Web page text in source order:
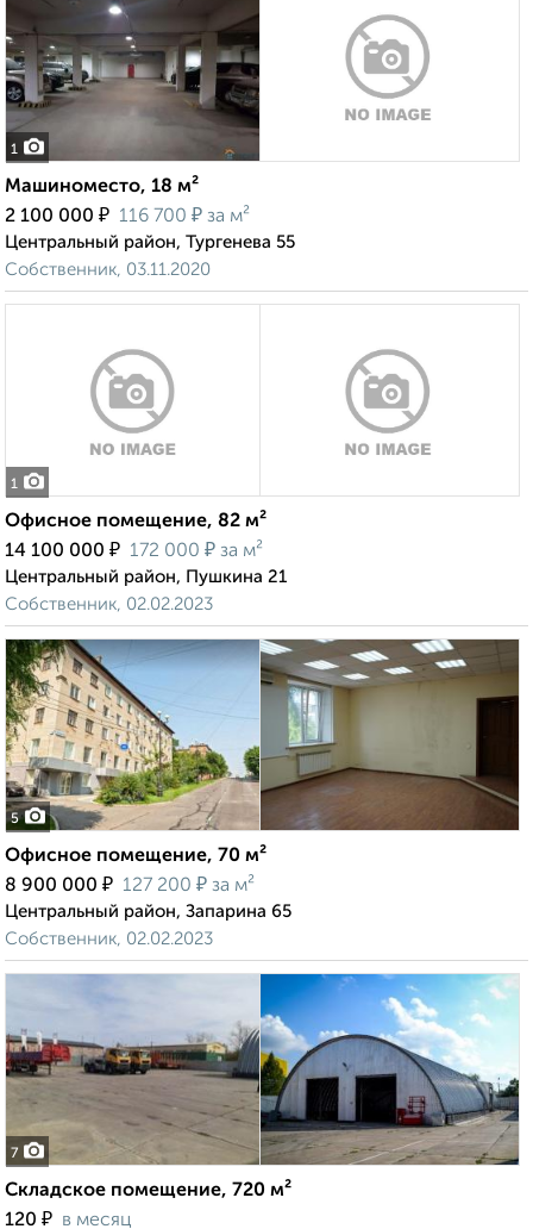
1
Машиноместо, 18 м²
2 100 000 ₽ 116 700 ₽ за м²
Центральный район, Тургенева 55
Собственник, 03.11.2020
1
Офисное помещение, 82 м²
14 100 000 ₽ 172 000 ₽ за м²
Центральный район, Пушкина 21
Собственник, 02.02.2023
5
Офисное помещение, 70 м²
8 900 000 ₽ 127 200 ₽ за м²
Центральный район, Запарина 65
Собственник, 02.02.2023
7
Складское помещение, 720 м²
120 ₽ в месяц